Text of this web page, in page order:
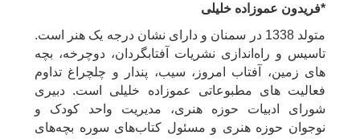
*فریدون عموزاده خلیلی
متولد 1338 در سمنان و دارای نشان درجه یک هنر است.
تاسیس و راه‌اندازی نشریات آفتابگردان، دوچرخه، بچه
های زمین، آفتاب امروز، سیب، پندار و چلچراغ تداوم
فعالیت های مطبوعاتی عموزاده خلیلی است. دبیری
شورای ادبیات حوزه هنری، مدیریت واحد کودک و
نوجوان حوزه هنری و مسئول کتاب‌های سوره بچه‌های